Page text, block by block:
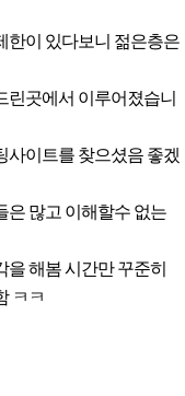
한이 있다보니 젊은층은
린곳에서 이루어졌습니
사이트를 찾으셨음 좋겠
은 많고 이해할수 없는
해봄 시간만 꾸준히
ㅋㅋ